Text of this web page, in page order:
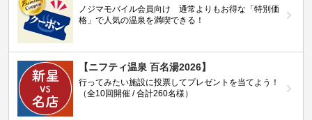
ノジマモバイル会員向け 通常よりもお得な「特別価
格」で人気の温泉を満喫できる！
【ニフティ温泉 百名湯2026】
行ってみたい施設に投票してプレゼントを当てよう！
（全10回開催 / 合計260名様）